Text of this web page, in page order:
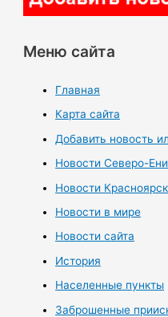
Меню сайта
Главная
Карта сайта
Добавить новость
Новости Северо-
Новости
Новости в мире
Новости сайта
История
Населенные пункты
Заброшенные